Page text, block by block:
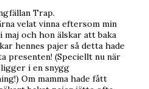
Trap.
velat vinna eftersom min
maj och hon älskar att baka
hennes pajer så detta hade
presenten! (Speciellt nu när
i en snygg
Om mamma hade fått